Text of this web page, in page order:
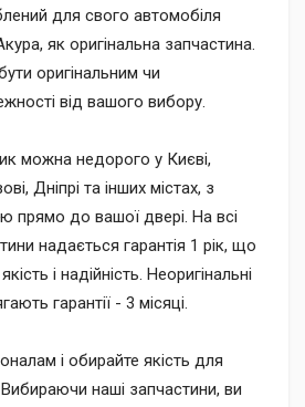
для свого автомобіля
як оригінальна запчастина.
оригінальним чи
від вашого вибору.
можна недорого у Києві,
Дніпрі та інших містах, з
прямо до вашої двері. На всі
надається гарантія 1 рік, що
і надійність. Неоригінальні
гарантії - 3 місяці.
і обирайте якість для
наші запчастини, ви